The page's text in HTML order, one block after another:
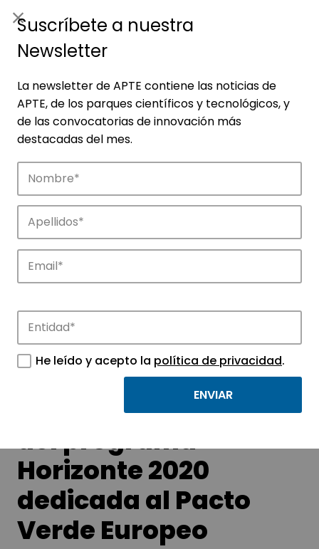
Noticias
Conoce las noticias más destacadas de
APTE y sus parques científicos y
tecnológicos.
Nueva convocatoria
del programa
Horizonte 2020
dedicada al Pacto
Verde Europeo​​​​​​​
Suscríbete a nuestra
Newsletter
La newsletter de APTE contiene las noticias de
APTE, de los parques científicos y tecnológicos, y
de las convocatorias de innovación más
destacadas del mes.
He leído y acepto la política de privacidad.